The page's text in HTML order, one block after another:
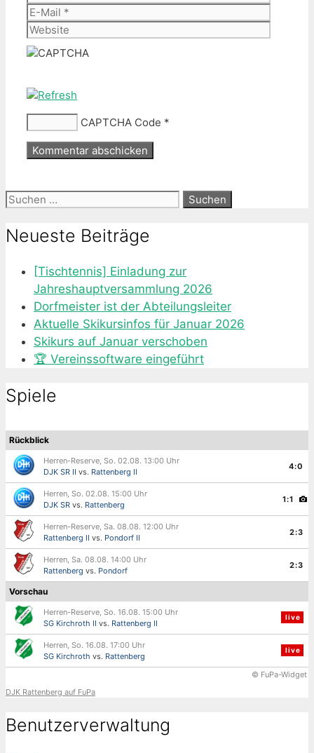
Mail
CAPTCHA Code *
Suche
Neueste Beiträge
[Tischtennis] Einladung zur
Jahreshauptversammlung 2026
Dorfmeister ist der Abteilungsleiter
Aktuelle Skikursinfos für Januar 2026
Skikurs auf Januar verschoben
🏆 Vereinssoftware eingeführt
Spiele
Rückblick
Herren-Reserve, So. 02.08. 13:00 Uhr
DJK SR II vs. Rattenberg II
4:0
Herren, So. 02.08. 15:00 Uhr
DJK SR vs. Rattenberg
1:1
Herren-Reserve, Sa. 08.08. 12:00 Uhr
Rattenberg II vs. Pondorf II
2:3
Herren, Sa. 08.08. 14:00 Uhr
Rattenberg vs. Pondorf
2:3
Vorschau
Herren-Reserve, So. 16.08. 15:00 Uhr
SG Kirchroth II vs. Rattenberg II
live
Herren, So. 16.08. 17:00 Uhr
SG Kirchroth vs. Rattenberg
live
© FuPa-Widget
DJK Rattenberg auf FuPa
Benutzerverwaltung